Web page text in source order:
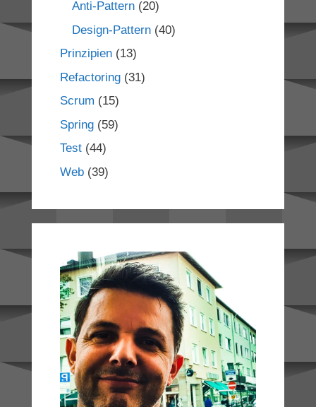
Anti-Pattern(20)
Design-Pattern(40)
Prinzipien(13)
Refactoring(31)
Scrum (15)
Spring(59)
Test(44)
Web(39)